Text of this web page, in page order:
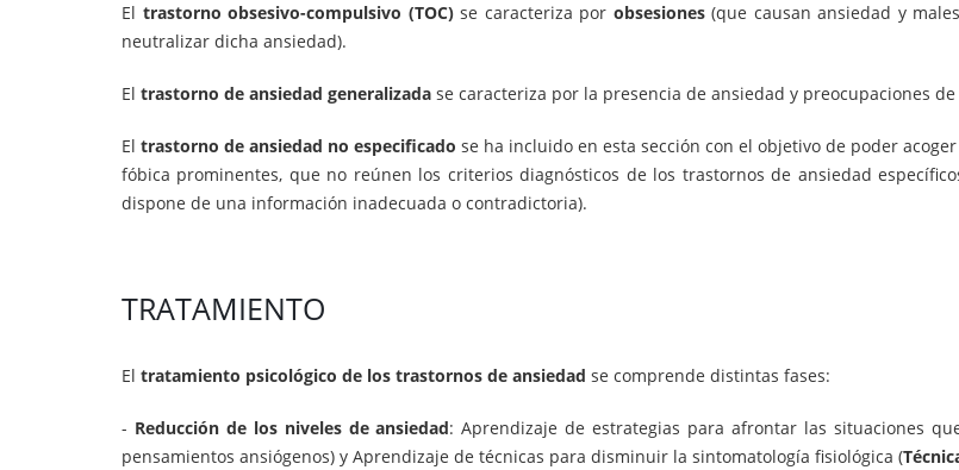
El trastorno obsesivo-compulsivo (TOC)se caracteriza por obsesiones(que causan ansiedad y
neutralizar dicha ansiedad).
El trastorno de ansiedad generalizada se caracteriza por la presencia de ansiedad y preocupaciones
El trastorno de ansiedad no especificado se ha incluido en esta sección con el objetivo de poder
fóbica prominentes, que no reúnen los criterios diagnósticos de los trastornos de ansiedad
dispone de una información inadecuada o contradictoria).
TRATAMIENTO
El tratamiento psicológico de los trastornos de ansiedad se comprende distintas fases:
- Reducción de los niveles de ansiedad: Aprendizaje de estrategias para afrontar las situaciones
pensamientos ansiógenos) y Aprendizaje de técnicas para disminuir la sintomatología fisiológica (